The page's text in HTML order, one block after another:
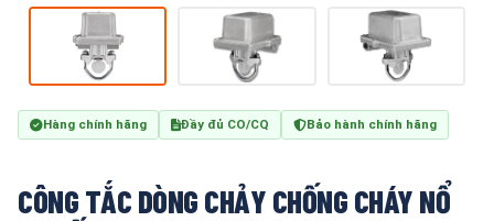
Hàng chính hãng Đầy đủ CO/CQ Bảo hành chính hãng
CÔNG TẮC DÒNG CHẢY CHỐNG CHÁY NỔ